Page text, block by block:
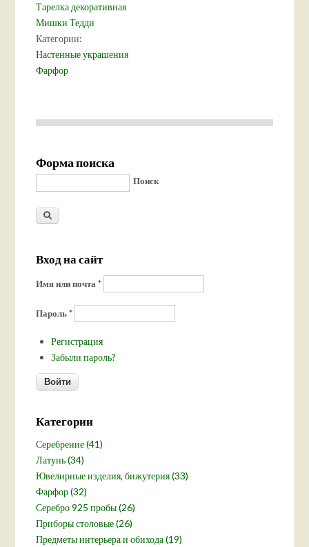
Тарелка декоративная
Мишки Тедди
Категории:
Настенные украшения
Фарфор
Форма поиска
Поиск
Вход на сайт
Имя или почта*
Пароль*
Регистрация
Забыли пароль?
Категории
Серебрение (41)
Латунь (34)
Ювелирные изделия, бижутерия (33)
Фарфор (32)
Серебро 925 пробы (26)
Приборы столовые (26)
Предметы интерьера и обихода (19)